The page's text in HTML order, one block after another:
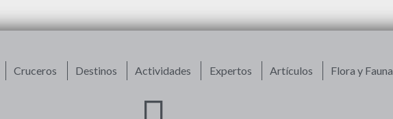
Cruceros Destinos Actividades Expertos Artículos Flora y Fauna